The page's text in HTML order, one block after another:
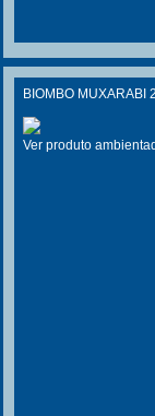
BIOMBO MUXARABI
Ver produto